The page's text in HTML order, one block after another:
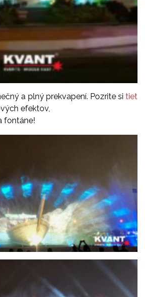
a plný prekvapení. Pozrite si tiet
efektov,
fontáne!